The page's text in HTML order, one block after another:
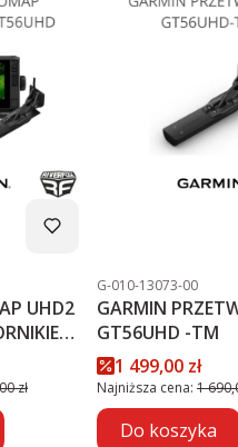
UHD2
zł
Kod produktu
G-010-13073-00
GARMIN
GT56UHD -TM
Cena
1 499,00 zł
Najniższa cena: 1
Do koszyka